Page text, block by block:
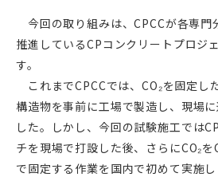
今回の取り組みは、CPCCが各専門
推進しているCPコンクリートプロジ
す。
これまでCPCCでは、CO₂を固定し
構造物を事前に工場で製造し、現場
した。しかし、今回の試験施工では
チを現場で打設した後、さらにCO₂
で固定する作業を国内で初めて実施